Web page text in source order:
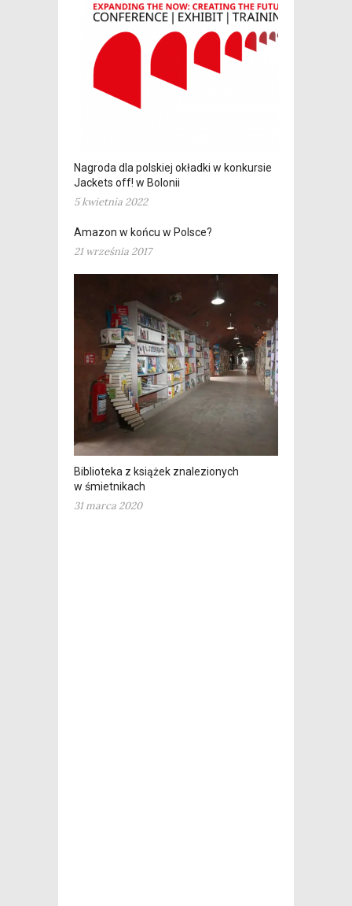
Nagroda dla polskiej okładki w konkursie
Jackets off! w Bolonii
5 kwietnia 2022
Amazon w końcu w Polsce?
21 września 2017
Biblioteka z książek znalezionych
w śmietnikach
31 marca 2020